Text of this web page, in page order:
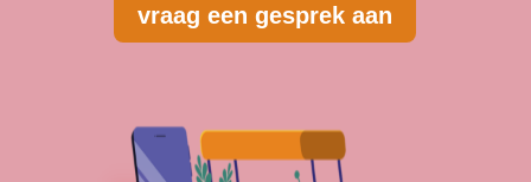
vraag een gesprek aan